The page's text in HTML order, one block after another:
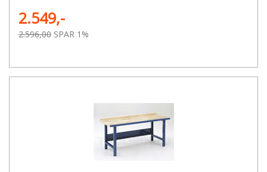
2.549,-
2.596,00 SPAR 1%